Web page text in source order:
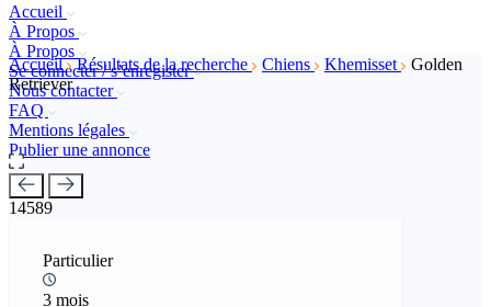
Accueil
À Propos
À Propos
Se connecter / s’enregister
Nous contacter
FAQ
Mentions légales
Publier une annonce
Accueil Résultats de la recherche Chiens Khemisset
Golden
Retriever
14589
Particulier
3 mois